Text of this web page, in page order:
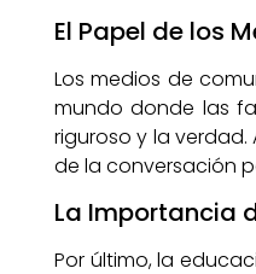
El Papel de los
Los medios de
mundo donde las
riguroso y la
de la conversación
La Importancia
Por último, la